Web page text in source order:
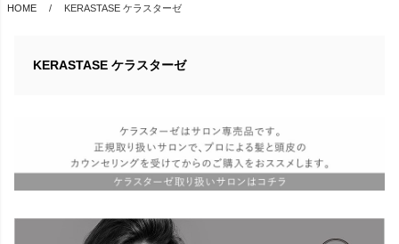
HOME KERASTASE ケラスターゼ
KERASTASE ケラスターゼ